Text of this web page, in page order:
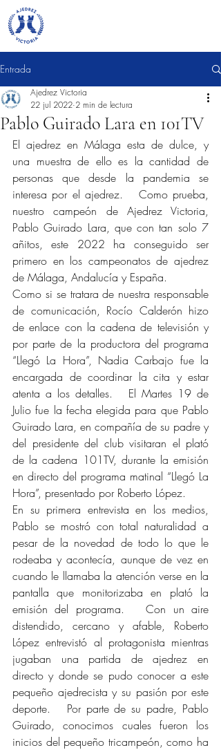
Entrada
Pablo Guirado Lara en 101TV
Ajedrez Victoria
22 jul 2022 2 min de lectura
El ajedrez en Málaga esta de dulce, y
una muestra de ello es la cantidad de
personas que desde la pandemia se
interesa por el ajedrez.   Como prueba,
nuestro campeón de Ajedrez Victoria,
Pablo Guirado Lara, que con tan solo 7
añitos, este 2022 ha conseguido ser
primero en los campeonatos de ajedrez
de Málaga, Andalucía y España.
Como si se tratara de nuestra responsable
de comunicación, Rocío Calderón hizo
de enlace con la cadena de televisión y
por parte de la productora del programa
“Llegó La Hora”, Nadia Carbajo fue la
encargada de coordinar la cita y estar
atenta a los detalles.   El Martes 19 de
Julio fue la fecha elegida para que Pablo
Guirado Lara, en compañía de su padre y
del presidente del club visitaran el plató
de la cadena 101TV, durante la emisión
en directo del programa matinal “Llegó La
Hora”, presentado por Roberto López.
En su primera entrevista en los medios,
Pablo se mostró con total naturalidad a
pesar de la novedad de todo lo que le
rodeaba y acontecía, aunque de vez en
cuando le llamaba la atención verse en la
pantalla que monitorizaba en plató la
emisión del programa.   Con un aire
distendido, cercano y afable, Roberto
López entrevistó al protagonista mientras
jugaban una partida de ajedrez en
directo y donde se pudo conocer a este
pequeño ajedrecista y su pasión por este
deporte.   Por parte de su padre, Pablo
Guirado, conocimos cuales fueron los
inicios del pequeño tricampeón, como ha